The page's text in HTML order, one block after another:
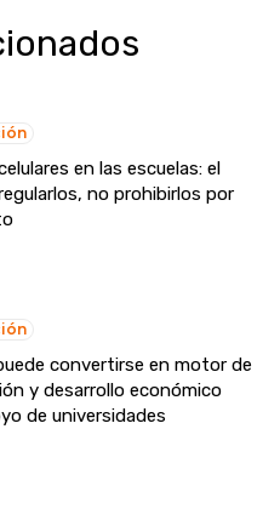
en las escuelas: el
no prohibirlos por
convertirse en motor de
y desarrollo económico
de universidades